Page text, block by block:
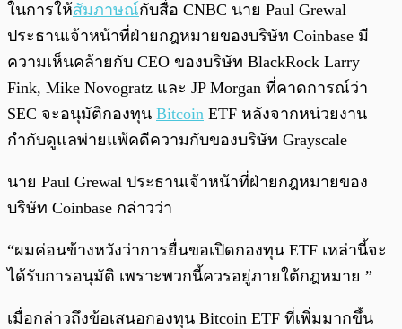
ในการให้สัมภาษณ์กับสื่อ CNBC นาย Paul Grewal
ประธานเจ้าหน้าที่ฝ่ายกฎหมายของบริษัท Coinbase มี
ความเห็นคล้ายกับ CEO ของบริษัท BlackRock Larry
Fink, Mike Novogratz และ JP Morgan ที่คาดการณ์ว่า
SEC จะอนุมัติกองทุน Bitcoin ETF หลังจากหน่วยงาน
กำกับดูแลพ่ายแพ้คดีความกับของบริษัท Grayscale
นาย Paul Grewal ประธานเจ้าหน้าที่ฝ่ายกฎหมายของ
บริษัท Coinbase กล่าวว่า
“ผมค่อนข้างหวังว่าการยื่นขอเปิดกองทุน ETF เหล่านี้จะ
ได้รับการอนุมัติ เพราะพวกนี้ควรอยู่ภายใต้กฎหมาย ”
เมื่อกล่าวถึงข้อเสนอกองทุน Bitcoin ETF ที่เพิ่มมากขึ้น